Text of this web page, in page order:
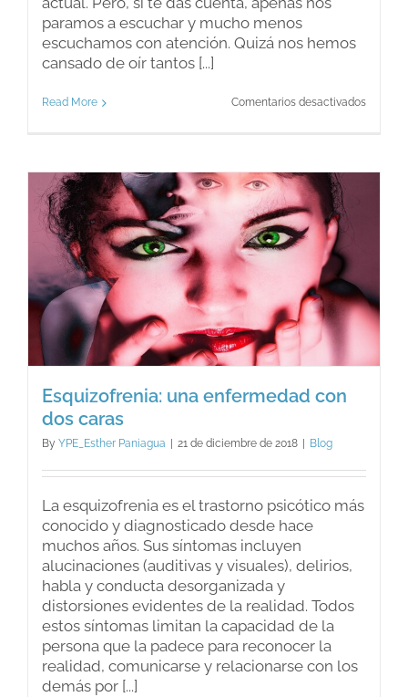
paramos a escuchar y mucho menos
escuchamos con atención. Quizá nos hemos
cansado de oír tantos [...]
Read More Comentarios desactivadosen
Esquizofrenia: una enfermedad con
dos caras
By YPE_Esther Paniagua 21 de diciembre de 2018 Blog
La esquizofrenia es el trastorno psicótico más
conocido y diagnosticado desde hace
muchos años. Sus síntomas incluyen
alucinaciones (auditivas y visuales), delirios,
habla y conducta desorganizada y
distorsiones evidentes de la realidad. Todos
estos síntomas limitan la capacidad de la
persona que la padece para reconocer la
realidad, comunicarse y relacionarse con los
demás por [...]